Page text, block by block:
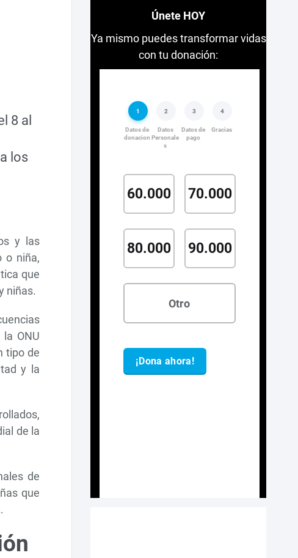
8 al
los
y las
o niña,
que
niñas.
ONU
tipo de
y la
de la
de
que
Únete HOY
Ya mismo puedes transformar vidas
con tu donación: